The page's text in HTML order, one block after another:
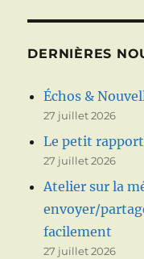
DERNIÈRES
Échos &
27 juillet 2026
Le petit
27 juillet 2026
Atelier sur la
envoyer/
facilement
27 juillet 2026